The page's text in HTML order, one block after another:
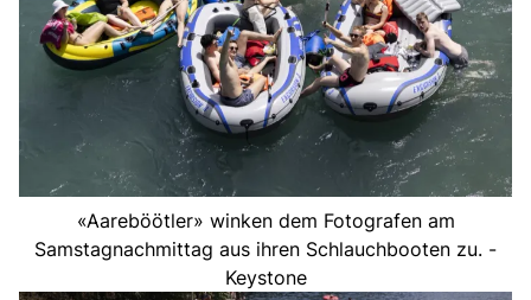
«Aareböötler» winken dem Fotografen am
Samstagnachmittag aus ihren Schlauchbooten zu. -
Keystone